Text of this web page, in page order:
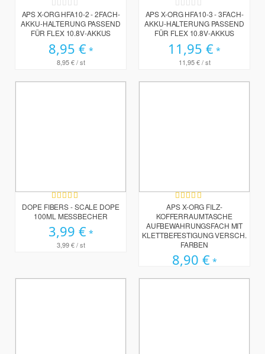
Rating:
0%
APS X-ORG HFA10-2 - 2FACH-
AKKU-HALTERUNG PASSEND
FÜR FLEX 10.8V-AKKUS
8,95 €
8,95 €/ st
Rating:
0%
APS X-ORG HFA10-3 - 3FACH-
AKKU-HALTERUNG PASSEND
FÜR FLEX 10.8V-AKKUS
11,95 €
11,95 €/ st
Bewertung:
100%
DOPE FIBERS - SCALE DOPE
100ML MESSBECHER
3,99 €
3,99 €/ st
Bewertung:
100%
APS X-ORG FILZ-
KOFFERRAUMTASCHE
AUFBEWAHRUNGSFACH MIT
KLETTBEFESTIGUNG VERSCH.
FARBEN
8,90 €